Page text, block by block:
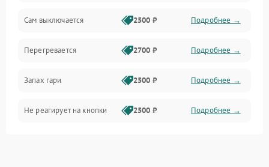
Сам выключается 2500 ₽ Подробнее →
Перегревается 2700 ₽ Подробнее →
Запах гари 2500 ₽ Подробнее →
Не реагирует на кнопки 2500 ₽ Подробнее →